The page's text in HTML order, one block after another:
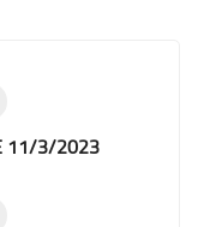
11/3/2023